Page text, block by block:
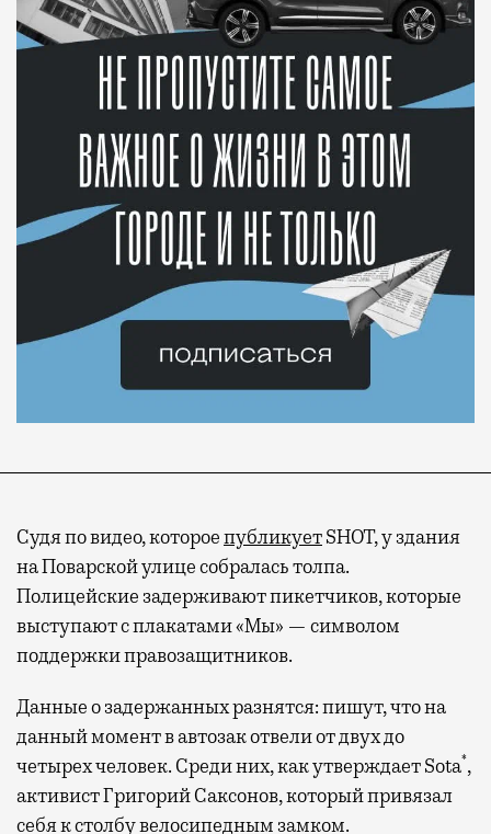
Судя по видео, котороепубликуетSHOT, у здания
на Поварской улице собралась толпа.
Полицейские задерживают пикетчиков, которые
выступают с плакатами «Мы» — символом
поддержки правозащитников.
Данные о задержанных разнятся: пишут, что на
данный момент в автозак отвели от двух до
четырех человек. Среди них, как утверждает Sota*,
активист Григорий Саксонов, который привязал
себя к столбу велосипедным замком.